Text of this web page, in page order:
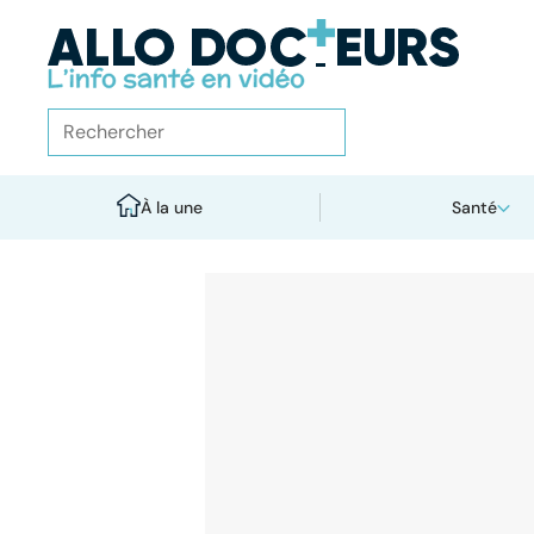
À la une Santé